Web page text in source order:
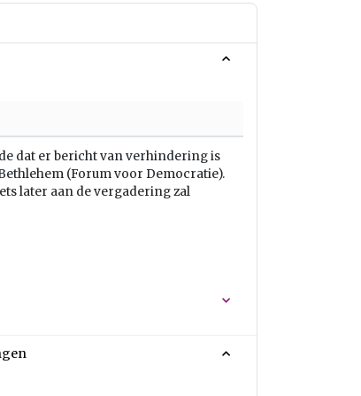
dat er bericht van verhindering is
(Forum voor Democratie).
later aan de vergadering zal